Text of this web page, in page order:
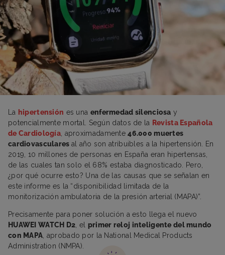
La hipertensión es una enfermedad silenciosa y
potencialmente mortal. Según datos de la Revista Española
de Cardiología , aproximadamente46.000 muertes
cardiovasculares al año son atribuibles a la hipertensión. En
2019, 10 millones de personas en España eran hipertensas,
de las cuales tan solo el 68% estaba diagnosticado. Pero,
¿por qué ocurre esto? Una de las causas que se señalan en
este informe es la “disponibilidad limitada de la
monitorización ambulatoria de la presión arterial (MAPA)”.
Precisamente para poner solución a esto llega el nuevo
HUAWEI WATCH D2 , el primer reloj inteligente del mundo
con MAPA , aprobado por la National Medical Products
Administration (NMPA).